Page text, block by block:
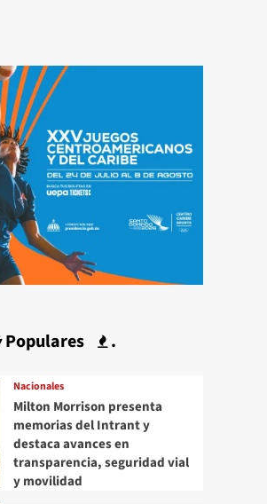
Populares .
Nacionales
Milton Morrison presenta
memorias del Intrant y
destaca avances en
transparencia, seguridad vial
y movilidad